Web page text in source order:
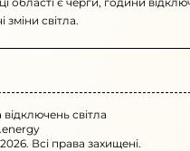
зміни світла.
відключень світла
Всі права захищені.